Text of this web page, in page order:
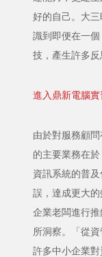
好的自己。大
識到即便在一
技，產生許多反
進入鼎新電腦實
由於對服務顧
的主要業務在
資訊系統的普
誤，達成更大
企業老闆進行
所洞察。「從
許多中小企業